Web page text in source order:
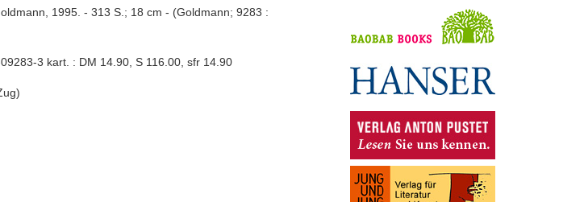
1995. - 313 S.; 18 cm - (Goldmann; 9283 :
3 kart. : DM 14.90, S 116.00, sfr 14.90